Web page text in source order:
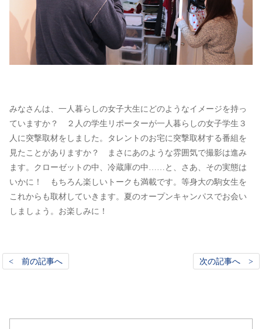
みなさんは、一人暮らしの女子大生にどのようなイメージを持っ
ていますか？ ２人の学生リポーターが一人暮らしの女子学生３
人に突撃取材をしました。タレントのお宅に突撃取材する番組を
見たことがありますか？ まさにあのような雰囲気で撮影は進み
ます。クローゼットの中、冷蔵庫の中……と、さあ、その実態は
いかに！ もちろん楽しいトークも満載です。等身大の駒女生を
これからも取材していきます。夏のオープンキャンパスでお会い
しましょう。お楽しみに！
< 前の記事へ 次の記事へ >